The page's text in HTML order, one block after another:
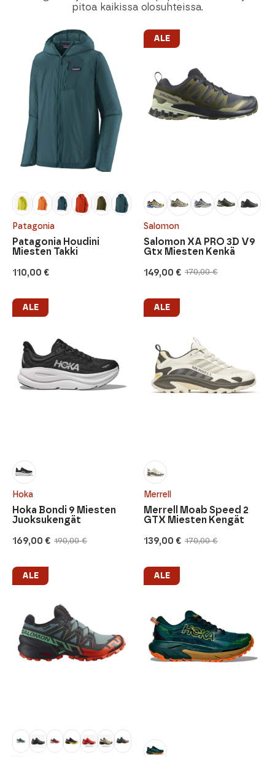
pitoa kaikissa olosuhteissa.
Patagonia
110,00 €
Patagonia Houdini
Miesten Takki
Salomon
170,00€
Alkuperäinen
170,00 €.
149,00 €
Nykyinen
149,00 €.
ALE
Salomon XA PRO 3D V9
Gtx Miesten Kenkä
Hoka
190,00€
Alkuperäinen
oli:
190,00 €.
169,00 €
Nykyinen
on:
169,00 €.
ALE
Hoka Bondi 9 Miesten
Juoksukengät
Merrell
170,00€
Alkuperäinen
oli:
170,00 €.
139,00 €
Nykyinen
on:
139,00 €.
ALE
Merrell Moab Speed 2
GTX Miesten Kengät
ALE ALE